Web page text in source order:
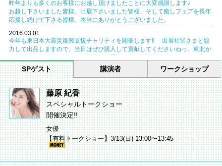
昨年よりも多くのお客様にお越し頂けましたことに大変感謝します♪
お越し下さいました皆様、出展下さいました皆様、そして癒しフェアを長年
応援し続けて下さる皆様、本当にありがとうございました。
2016.03.01
今年も東日本大震災復興支援チャリティを開催します!! 出展社皆さまと協
力して出品しますので、当日はぜひ購入して貢献してくださいねっ。東北か
スにてお待ちしております。
2016.02.24
関西を中心に活躍する人気DＪ、U.K.こと楠 雄二朗さんが藤井先生の無料講
演会にMCとして緊急参加決定!!
2016.02.23
女優、タレント、アスリートから支持され世界からも注目されている”美と健
康の加藤式究極メソッド”を提唱者であり、運動・美容インストラクター 加
藤康子さんの出演が決定しました!!
2016.02.22
癒し絵というジャンルを生み出し全国を周り「笑いと元気と感動」を心で伝
える癒し絵作家、絵描きのやすさんの出演が決定しました!! 当日は楽しく
SPゲスト 講演者 ワークショップ
藤原 紀香
スペシャルトークショー
開催決定!!
女優
【有料トークショー】3/13(日) 13:00〜13:45